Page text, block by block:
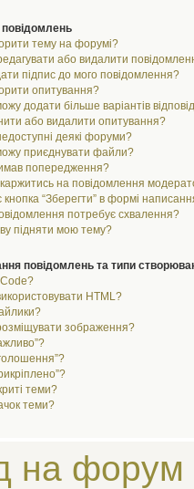
тему на форумі?
або видалити
підпис до мого повідомлення?
опитування?
додати більше варіантів
або видалити опитування?
деякі форуми?
приєднувати файли?
попередження?
на повідомлення
“Зберегти” в формі
потребує схвалення?
підняти мою тему?
повідомлень та типи
HTML?
зображення?
теми?
теми?
на форум